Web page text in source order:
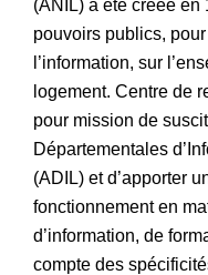
(ANIL) a été créée en
pouvoirs publics,
l’information, sur
logement. Centre de
pour mission de
Départementales
(ADIL) et d’apporter
fonctionnement en
d’information, de
compte des